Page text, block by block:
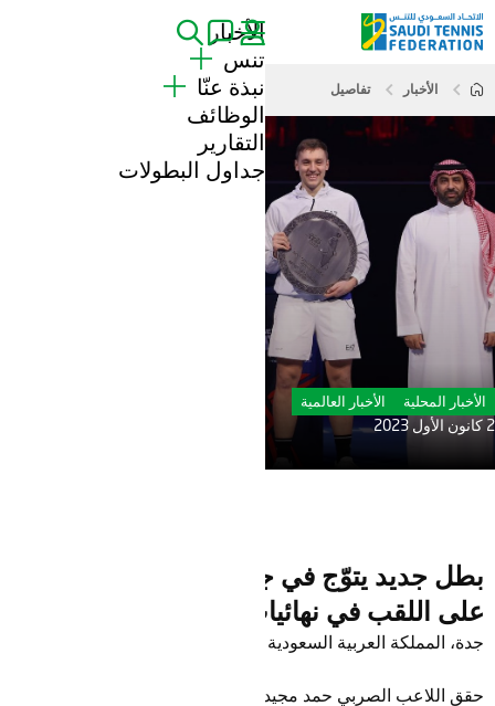
الأخبار
تنس
اللاعبين
البطولات
التنس للجميع
الأندية
نبذة عنّا
عن الاتحاد السعودي للتنس
تواصل معنا
المعرض
الوظائف
التقارير
جداول البطولات
الأخبار تفاصيل
الأخبار المحلية الأخبار العالمية
2 كانون الأول 2023
بطل جديد يتوّج في جدة: ميدجيدوفتش يحوز
على اللقب في نهائيات الجيل القادم
جدة، المملكة العربية السعودية
حقق اللاعب الصربي حمد مجيدوفيتش فوزًا مثيرًا في بطولة